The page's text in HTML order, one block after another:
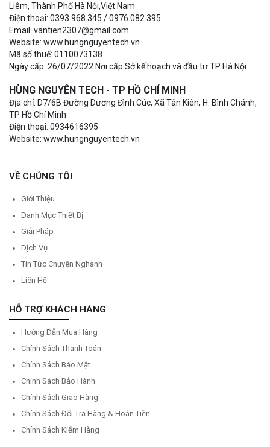
Liêm, Thành Phố Hà Nội,Việt Nam
Điện thoại: 0393.968.345 / 0976.082.395
Email: vantien2307@gmail.com
Website: www.hungnguyentech.vn
Mã số thuế: 0110073138
Ngày cấp: 26/07/2022 Nơi cấp Sở kế hoạch và đầu tư TP Hà Nội
HÙNG NGUYÊN TECH - TP HỒ CHÍ MINH
Địa chỉ: D7/6B Đường Dương Đình Cúc, Xã Tân Kiên, H. Bình Chánh,
TP Hồ Chí Minh
Điện thoại: 0934616395
Website: www.hungnguyentech.vn
VỀ CHÚNG TÔI
Giới Thiệu
Danh Mục Thiết Bị
Giải Pháp
Dịch Vụ
Tin Tức Chuyên Nghành
Liên Hệ
HỖ TRỢ KHÁCH HÀNG
Hướng Dẫn Mua Hàng
Chính Sách Thanh Toán
Chính Sách Bảo Mật
Chính Sách Bảo Hành
Chính Sách Giao Hàng
Chính Sách Đổi Trả Hàng & Hoàn Tiền
Chính Sách Kiểm Hàng